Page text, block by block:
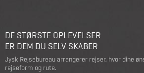
DE STØRSTE OPLEVELSER
ER DEM DU SELV SKABER
Jysk Rejsebureau arrangerer rejser, hvor dine
rejseform og rute.